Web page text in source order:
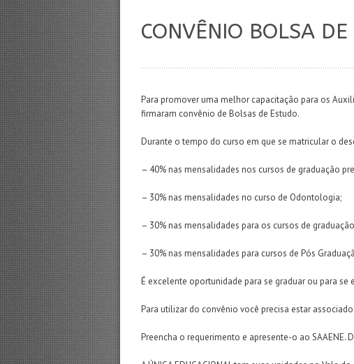
CONVÊNIO BOLSA
Para promover uma melhor capacitação para os
firmaram convênio de Bolsas de Estudo.
Durante o tempo do curso em que se matricular o
– 40% nas mensalidades nos cursos de graduação
– 30% nas mensalidades no curso de Odontologia;
– 30% nas mensalidades para os cursos de
– 30% nas mensalidades para cursos de Pós
É excelente oportunidade para se graduar ou para se
Para utilizar do convênio você precisa estar
Preencha o requerimento e apresente-o ao SAAENE.